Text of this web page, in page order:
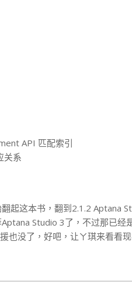
API 匹配索引
关系
起这本书，翻到2.1.2 Aptana
Studio 3了，不过那已
没了，好吧，让ㄚ琪来看看